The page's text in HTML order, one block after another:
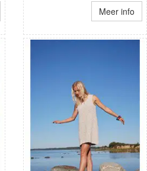
Meer info